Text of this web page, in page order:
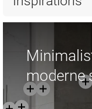
moderne